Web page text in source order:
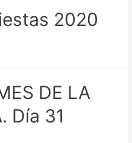
2020
DE LA
Día 31